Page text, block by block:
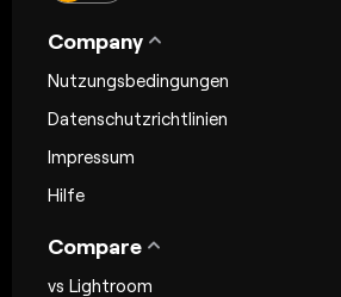
Company
Nutzungsbedingungen
Datenschutzrichtlinien
Impressum
Hilfe
Compare
vs Lightroom